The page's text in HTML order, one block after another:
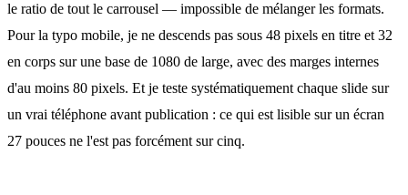
le ratio de tout le carrousel — impossible de mélanger les formats.
Pour la typo mobile, je ne descends pas sous 48 pixels en titre et 32
en corps sur une base de 1080 de large, avec des marges internes
d'au moins 80 pixels. Et je teste systématiquement chaque slide sur
un vrai téléphone avant publication : ce qui est lisible sur un écran
27 pouces ne l'est pas forcément sur cinq.